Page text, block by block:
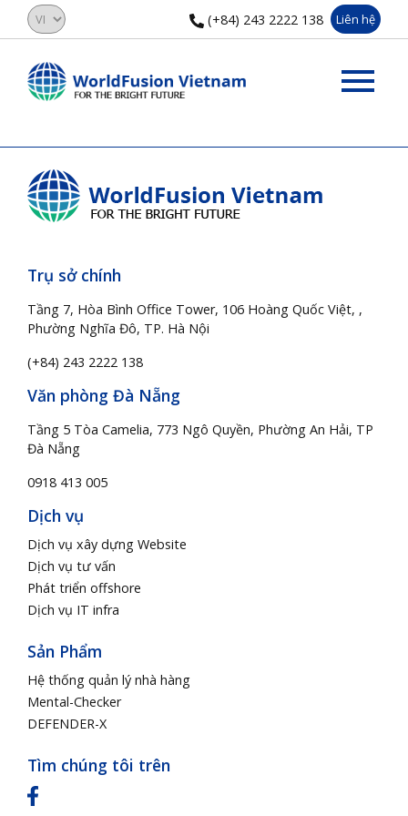
(+84) 243 2222 138 Liên hệ
Trụ sở chính
Tầng 7, Hòa Bình Office Tower, 106 Hoàng Quốc Việt, ,
Phường Nghĩa Đô, TP. Hà Nội
(+84) 243 2222 138
Văn phòng Đà Nẵng
Tầng 5 Tòa Camelia, 773 Ngô Quyền, Phường An Hải, TP
Đà Nẵng
0918 413 005
Dịch vụ
Dịch vụ xây dựng Website
Dịch vụ tư vấn
Phát triển offshore
Dịch vụ IT infra
Sản Phẩm
Hệ thống quản lý nhà hàng
Mental-Checker
DEFENDER-X
Tìm chúng tôi trên